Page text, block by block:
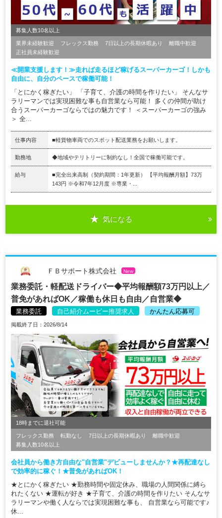
募集人数10名以上
業界未経験歓迎 フレックス勤務 7日以上の長期休暇あり
離職中歓迎
正社員未経験歓迎
≪開業支援します！≫走れば走るほど稼げるスーパーカーゴ！しかも
自由に、自分のペースで稼働可能！
「とにかく稼ぎたい」 「子育て、介護の時間を作りたい」 そんなサ
ラリーマンでは実現困難な事も自営業なら可能！ 多くの仲間が助け
合うスーパーカーゴならではの魅力です！ ＜スーパーカーゴの強み
＞ 全...
仕事内容 ■軽貨物車両でのスポット配送業務をお願いします。
勤務地 ◆地域やテリトリーに制約なし！全国で稼働可能です。
給与
■完全出来高制（契約期間：1年更新） 【平均報酬月額】73万
143円 ※令和7年12月度 ※専業・...
気になる
ＦＢサポート株式会社 New
業務委託・軽配送ドライバー◆平均報酬額73万円以上／
普免があればOK／稼働も休日も自由／自営業◆
業務委託 自己紹介ムービー推奨求人 かんたん応募可
掲載終了日：2026/8/14
18時までに退社可能
フレックス勤務 転勤なし 7日以上の長期休暇あり
離職中歓迎
募集人数10名以上
会社員から働き方自由な"自営業"デビューしませんか？★再配達なし
で効率的に稼ぐ！★普免があればOK！
★とにかく稼ぎたい ★勤務時間や固定休み、職場の人間関係に縛ら
れたくない ★運転が好き ★子育て、介護の時間を作りたい そんなサ
ラリーマンや働く人ならでは実現困難な事も、 自営業なら可能です♪
休...